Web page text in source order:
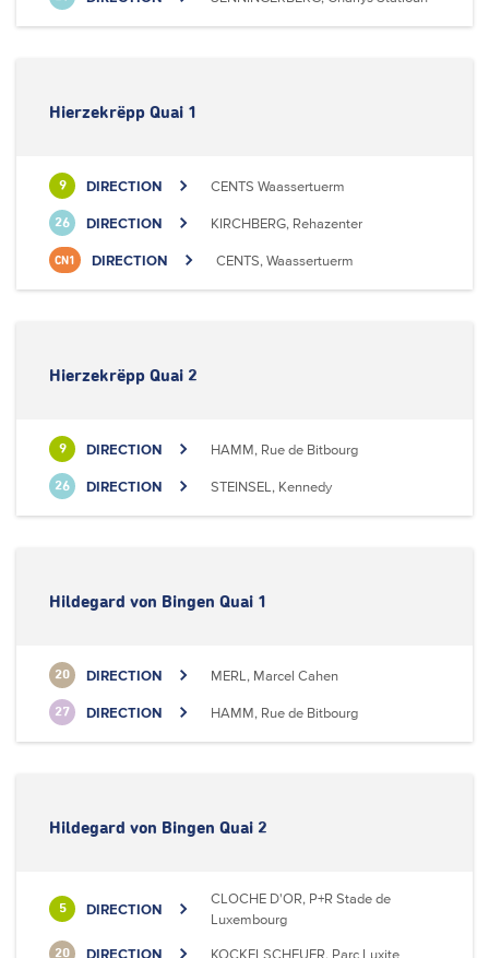
Hierzekrëpp Quai 1
9 DIRECTION CENTS Waassertuerm
26 DIRECTION KIRCHBERG, Rehazenter
CN1 DIRECTION CENTS, Waassertuerm
Hierzekrëpp Quai 2
9 DIRECTION HAMM, Rue de Bitbourg
26 DIRECTION STEINSEL, Kennedy
Hildegard von Bingen Quai 1
20 DIRECTION MERL, Marcel Cahen
27 DIRECTION HAMM, Rue de Bitbourg
Hildegard von Bingen Quai 2
5 DIRECTION
CLOCHE D'OR, P+R Stade de
Luxembourg
20 DIRECTION KOCKELSCHEUER, Parc Luxite